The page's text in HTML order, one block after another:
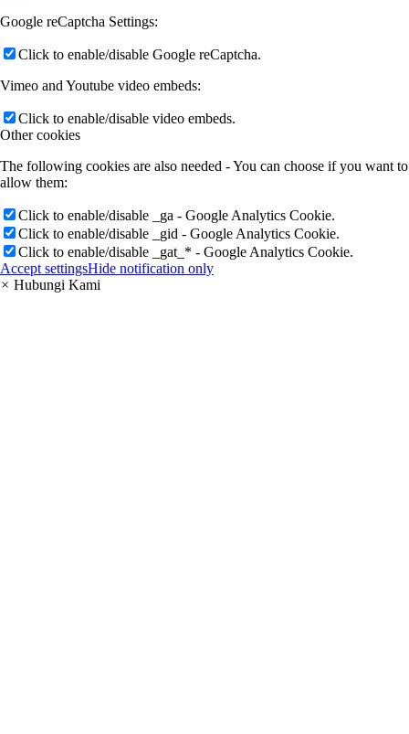
Google reCaptcha Settings:
Click to enable/disable Google reCaptcha.
Vimeo and Youtube video embeds:
Click to enable/disable video embeds.
Other cookies
The following cookies are also needed - You can choose if you want to
allow them:
Click to enable/disable _ga - Google Analytics Cookie.
Click to enable/disable _gid - Google Analytics Cookie.
Click to enable/disable _gat_* - Google Analytics Cookie.
Accept settingsHide notification only
× Hubungi Kami